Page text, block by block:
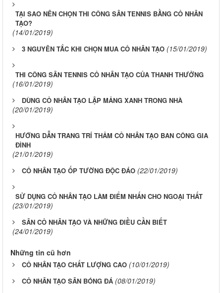
TẠI SAO NÊN CHỌN THI CÔNG SÂN TENNIS BẰNG CỎ NHÂN
TẠO?
(14/01/2019)
3 NGUYÊN TẮC KHI CHỌN MUA CỎ NHÂN TẠO (15/01/2019)
THI CÔNG SÂN TENNIS CỎ NHÂN TẠO CỦA THANH THƯỞNG
(16/01/2019)
DÙNG CỎ NHÂN TẠO LẬP MẢNG XANH TRONG NHÀ
(20/01/2019)
HƯỚNG DẪN TRANG TRÍ THẢM CỎ NHÂN TẠO BAN CÔNG GIA
ĐÌNH
(21/01/2019)
CỎ NHÂN TẠO ỐP TƯỜNG ĐỘC ĐÁO (22/01/2019)
SỬ DỤNG CỎ NHÂN TẠO LÀM ĐIỂM NHẤN CHO NGOẠI THẤT
(23/01/2019)
SÂN CỎ NHÂN TẠO VÀ NHỮNG ĐIỀU CẦN BIẾT
(24/01/2019)
Những tin cũ hơn
CỎ NHÂN TẠO CHẤT LƯỢNG CAO (10/01/2019)
CỎ NHÂN TẠO SÂN BÓNG ĐÁ (08/01/2019)